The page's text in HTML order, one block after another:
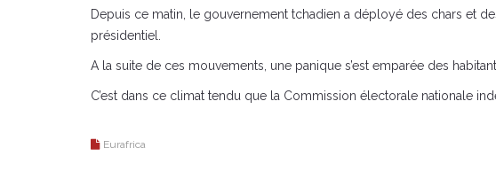
Depuis ce matin, le gouvernement tchadien a déployé des chars et
présidentiel.
A la suite de ces mouvements, une panique s’est emparée des
C’est dans ce climat tendu que la Commission électorale nationale
Eurafrica